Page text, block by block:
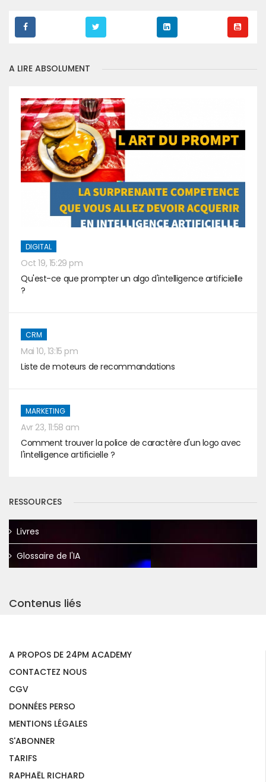
A LIRE ABSOLUMENT
DIGITAL
Oct 19, 15:29 pm
Qu'est-ce que prompter un algo d'intelligence artificielle
?
CRM
Mai 10, 13:15 pm
Liste de moteurs de recommandations
MARKETING
Avr 23, 11:58 am
Comment trouver la police de caractère d'un logo avec
l'intelligence artificielle ?
RESSOURCES
Livres
Glossaire de l'IA
Contenus liés
A PROPOS DE 24PM ACADEMY
CONTACTEZ NOUS
CGV
DONNÉES PERSO
MENTIONS LÉGALES
S'ABONNER
TARIFS
RAPHAËL RICHARD